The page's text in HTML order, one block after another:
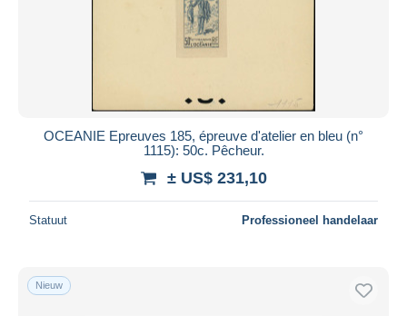
OCEANIE Epreuves 185, épreuve d'atelier en bleu (n°
1115): 50c. Pêcheur.
± US$ 231,10
Statuut Professioneel handelaar
Nieuw